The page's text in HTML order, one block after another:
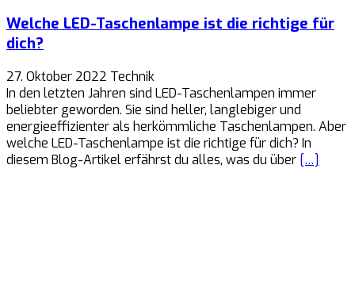
Welche LED-Taschenlampe ist die richtige für
dich?
27. Oktober 2022 Technik
In den letzten Jahren sind LED-Taschenlampen immer
beliebter geworden. Sie sind heller, langlebiger und
energieeffizienter als herkömmliche Taschenlampen. Aber
welche LED-Taschenlampe ist die richtige für dich? In
diesem Blog-Artikel erfährst du alles, was du über […]